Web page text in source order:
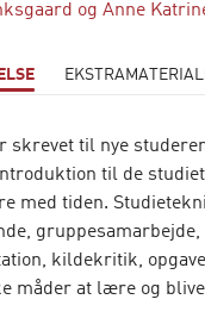
ogAnne
skrevet til nye
til de
med tiden.
kildekritik,
måder at lære og